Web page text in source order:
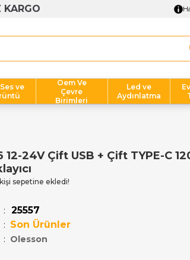
KARGO
ve
Oem Ve
Çevre
Birimleri
Led ve
Aydınlatma
12-24V Çift USB + Çift TYPE-C
kişi sepetine ekledi!
25557
: Son Ürünler
: Olesson